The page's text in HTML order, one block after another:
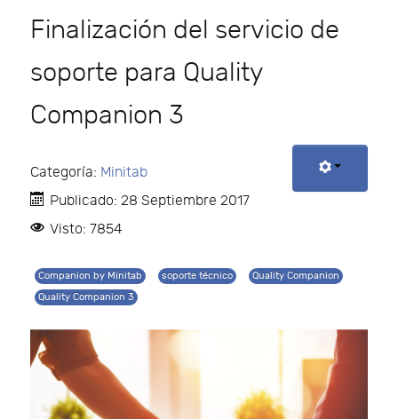
Finalización del servicio de
soporte para Quality
Companion 3
Categoría: Minitab
Publicado: 28 Septiembre 2017
Visto: 7854
Companion by Minitab soporte técnico
Quality Companion
Quality Companion 3